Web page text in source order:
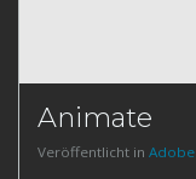
Animate
Veröffentlicht in Adobe